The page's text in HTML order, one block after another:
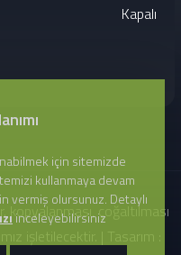
Kapalı
kopyalanması, çoğaltılması
işletilecektir. | Tasarım :
için sitemizde
kullanmaya devam
vermiş olursunuz. Detaylı
inceleyebilirsiniz